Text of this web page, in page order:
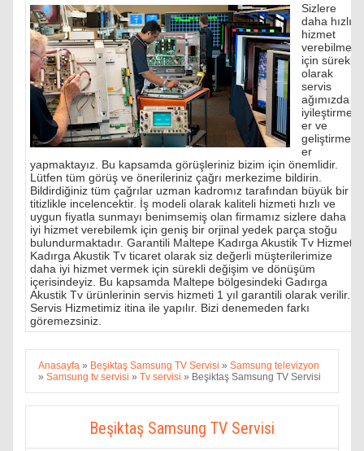
Sizlere
daha hızlı
hizmet
verebilmek
için sürekli
olarak
servis
ağımızda
iyileştirmel
er ve
geliştirmel
er
yapmaktayız. Bu kapsamda görüşleriniz bizim için önemlidir.
Lütfen tüm görüş ve önerileriniz çağrı merkezime bildirin.
Bildirdiğiniz tüm çağrılar uzman kadromız tarafından büyük bir
titizlikle incelencektir. İş modeli olarak kaliteli hizmeti hızlı ve
uygun fiyatla sunmayı benimsemiş olan firmamız sizlere daha
iyi hizmet verebilemk için geniş bir orjinal yedek parça stoğu
bulundurmaktadır. Garantili Maltepe Kadırga Akustik Tv Hizmeti
Kadırga Akustik Tv ticaret olarak siz değerli müşterilerimize
daha iyi hizmet vermek için sürekli değişim ve dönüşüm
içerisindeyiz. Bu kapsamda Maltepe bölgesindeki Gadırga
Akustik Tv ürünlerinin servis hizmeti 1 yıl garantili olarak verilir.
Servis Hizmetimiz itina ile yapılır. Bizi denemeden farkı
göremezsiniz.
Anasayfa » Beşiktaş Samsung TV Servisi » Samsung televizyon
» Samsung tv servisi » Tv servisi » Beşiktaş Samsung TV Servisi
Beşiktaş Samsung TV Servisi